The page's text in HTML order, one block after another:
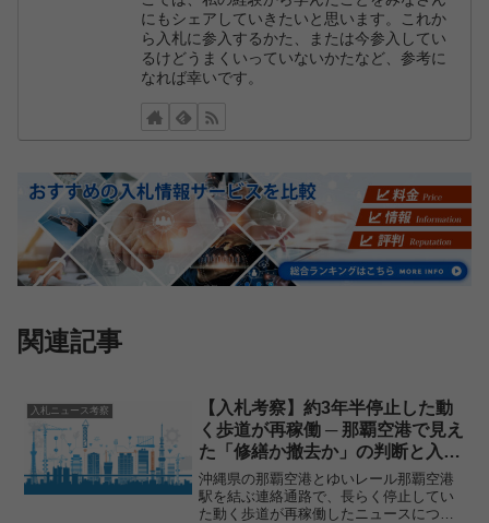
にもシェアしていきたいと思います。これか
ら入札に参入するかた、または今参入してい
るけどうまくいっていないかたなど、参考に
なれば幸いです。
関連記事
入札ニュース考察
【入札考察】約3年半停止した動
く歩道が再稼働 ─ 那覇空港で見え
た「修繕か撤去か」の判断と入札
不調のリアル
沖縄県の那覇空港とゆいレール那覇空港
駅を結ぶ連絡通路で、長らく停止してい
た動く歩道が再稼働したニュースについ